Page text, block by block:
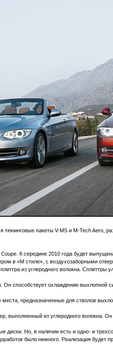
пакеты V-MS и M-Tech Aero,
К середине 2010 года будет
в «М стиле», с воздухозаборными
из углеродного волокна.
способствует охлаждению выхлопной
предназначенные для стволов
выполненный из углеродного волокна.
диски. Но, в наличии есть и одно- и
было немного. Реализация будет